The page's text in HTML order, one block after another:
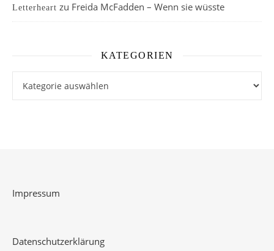
Letterheart zu Freida McFadden – Wenn sie wüsste
KATEGORIEN
Impressum
Datenschutzerklärung